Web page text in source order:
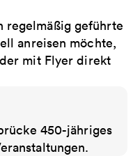
regelmäßig geführte
anreisen möchte,
mit Flyer direkt
450-jähriges